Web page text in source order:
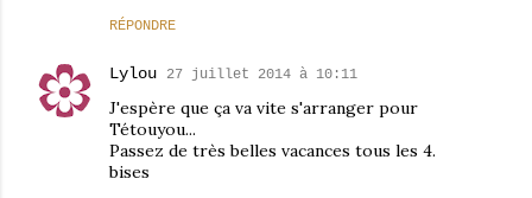
RÉPONDRE
Lylou 27 juillet 2014 à 10:11
J'espère que ça va vite s'arranger pour
Tétouyou...
Passez de très belles vacances tous les 4.
bises